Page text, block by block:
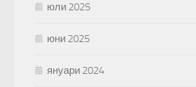
юли 2025
юни 2025
януари 2024